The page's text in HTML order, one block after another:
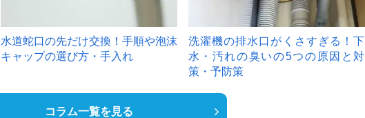
水道蛇口の先だけ交換！手順や泡沫
キャップの選び方・手入れ
洗濯機の排水口がくさすぎる！下
水・汚れの臭いの5つの原因と対
策・予防策
コラム一覧を見る